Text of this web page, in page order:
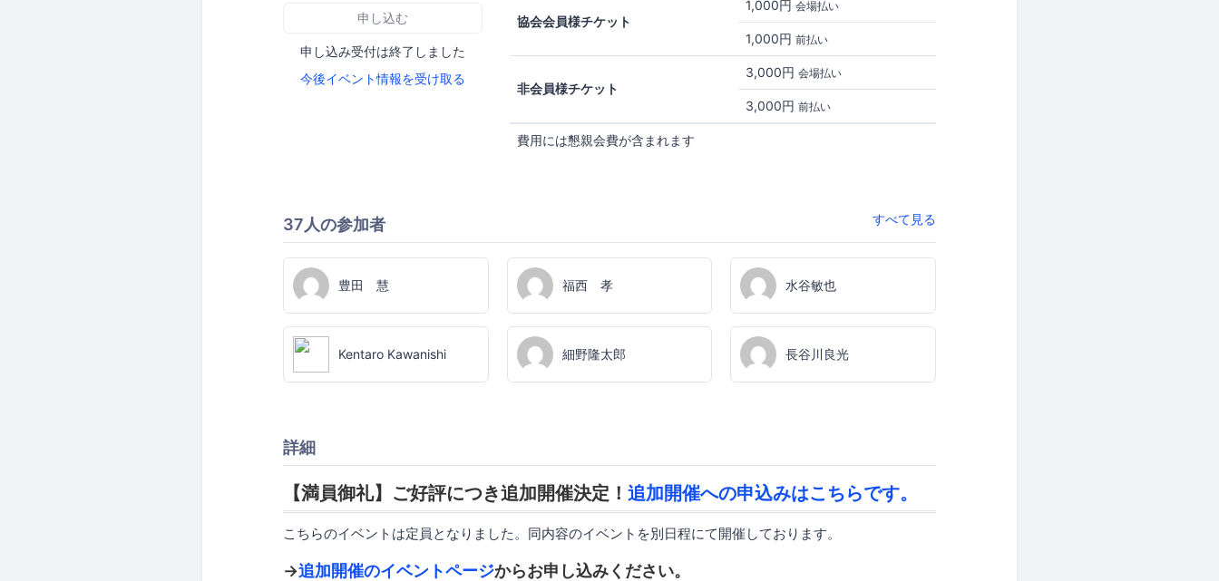
申し込む
申し込み受付は終了しました
今後イベント情報を受け取る
協会会員様チケット
1,000円 会場払い
1,000円 前払い
非会員様チケット
3,000円 会場払い
3,000円 前払い
費用には懇親会費が含まれます
37人の参加者 すべて見る
豊田 慧 福西 孝 水谷敏也
Kentaro Kawanishi 細野隆太郎 長谷川良光
詳細
【満員御礼】ご好評につき追加開催決定！ 追加開催への申込みはこちらです。
こちらのイベントは定員となりました。同内容のイベントを別日程にて開催しております。
→追加開催のイベントページからお申し込みください。